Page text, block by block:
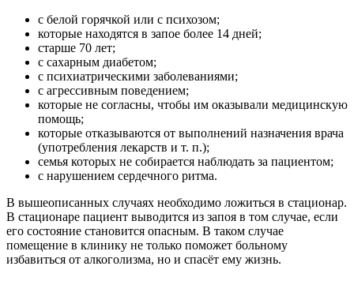
с белой горячкой или с психозом;
которые находятся в запое более 14 дней;
старше 70 лет;
с сахарным диабетом;
с психиатрическими заболеваниями;
с агрессивным поведением;
которые не согласны, чтобы им оказывали медицинскую
помощь;
которые отказываются от выполнений назначения врача
(употребления лекарств и т. п.);
семья которых не собирается наблюдать за пациентом;
с нарушением сердечного ритма.
В вышеописанных случаях необходимо ложиться в стационар.
В стационаре пациент выводится из запоя в том случае, если
его состояние становится опасным. В таком случае
помещение в клинику не только поможет больному
избавиться от алкоголизма, но и спасёт ему жизнь.